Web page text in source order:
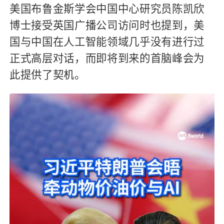
美国布鲁金斯学会中国中心研究员陈凯欣
博士接受英国广播公司访问时也提到，美
国与中国在人工智能领域几乎没有进行过
正式高层对话，而即将到来的首脑峰会为
此提供了契机。